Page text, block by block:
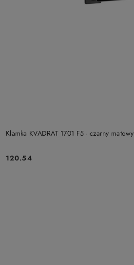
Klamka KVADRAT 1701 F5 - czarny matowy
Cena:
120.54